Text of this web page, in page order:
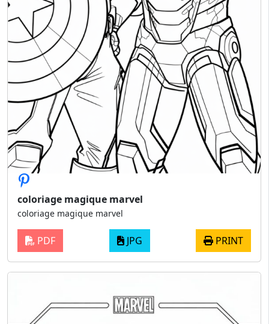
coloriage magique marvel
coloriage magique marvel
PDF JPG PRINT